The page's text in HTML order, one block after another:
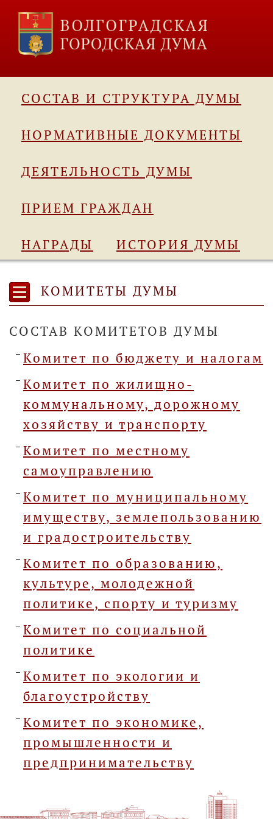
СОСТАВ И СТРУКТУРА ДУМЫ
НОРМАТИВНЫЕ ДОКУМЕНТЫ
ДЕЯТЕЛЬНОСТЬ ДУМЫ
ПРИЕМ ГРАЖДАН
НАГРАДЫ ИСТОРИЯ ДУМЫ
КОМИТЕТЫ ДУМЫ
СОСТАВ КОМИТЕТОВ ДУМЫ
Комитет по бюджету и налогам
Комитет по жилищно-
коммунальному, дорожному
хозяйству и транспорту
Комитет по местному
самоуправлению
Комитет по муниципальному
имуществу, землепользованию
и градостроительству
Комитет по образованию,
культуре, молодежной
политике, спорту и туризму
Комитет по социальной
политике
Комитет по экологии и
благоустройству
Комитет по экономике,
промышленности и
предпринимательству